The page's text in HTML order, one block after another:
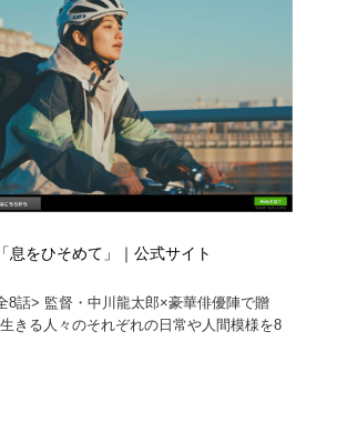
息をひそめて」｜公式サイト
8話> 監督・中川龍太郎×豪華俳優陣で贈
きる人々のそれぞれの日常や人間模様を8